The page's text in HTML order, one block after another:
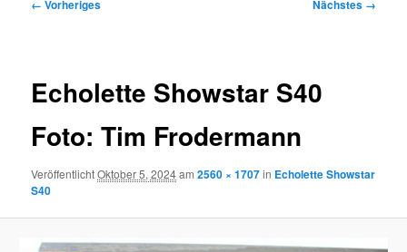
← Vorheriges Nächstes →
Echolette Showstar S40
Foto: Tim Frodermann
VeröffentlichtOktober 5, 2024am2560 × 1707in Echolette Showstar
S40